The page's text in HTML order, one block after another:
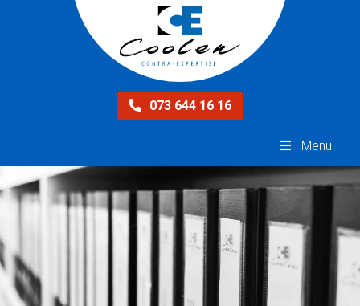
073 644 16 16
Menu